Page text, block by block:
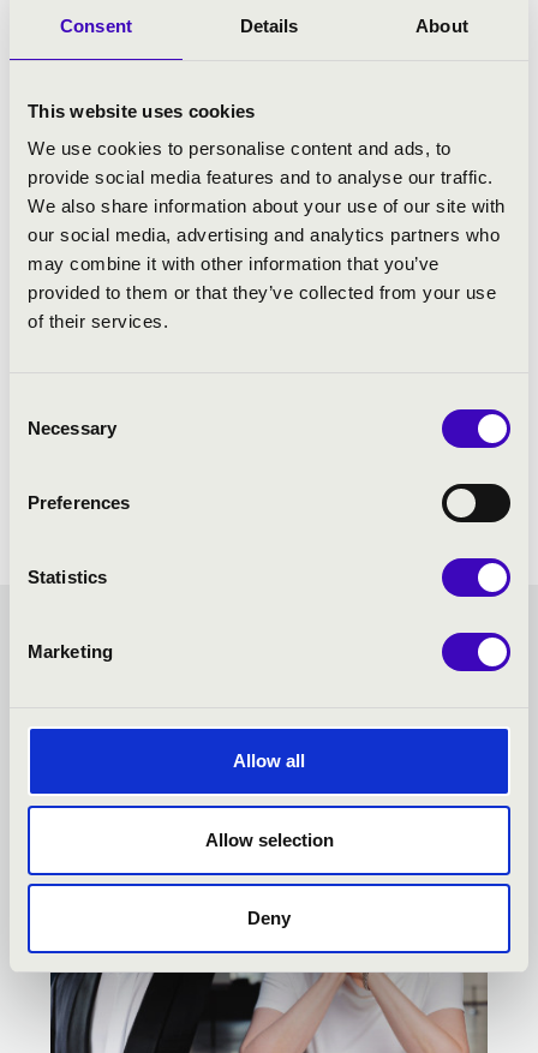
Consent Details About
This website uses cookies
We use cookies to personalise content and ads, to
provide social media features and to analyse our traffic.
We also share information about your use of our site with
our social media, advertising and analytics partners who
may combine it with other information that you’ve
provided to them or that they’ve collected from your use
of their services.
Selection
Necessary
Preferences
Statistics
Marketing
Allow all
Allow selection
Deny
Concerto Budapest
Berecz Mihály- zongora
MŰSOR:
Beethoven: c-moll zongoraverseny
Csajkovszkij: 5. e-moll szimfónia
TISZA BÉRLET - SZEGED -